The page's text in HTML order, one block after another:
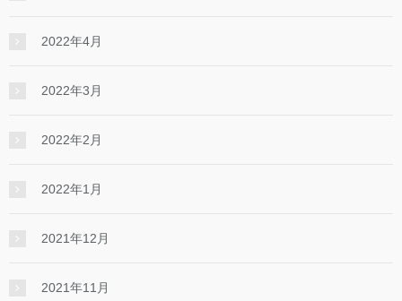
2022年4月
2022年3月
2022年2月
2022年1月
2021年12月
2021年11月